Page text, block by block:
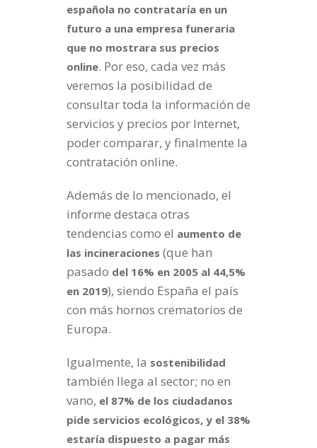
española no contrataría en un
futuro a una empresa funeraria
que no mostrara sus precios
online. Por eso, cada vez más
veremos la posibilidad de
consultar toda la información de
servicios y precios por Internet,
poder comparar, y finalmente la
contratación online.
Además de lo mencionado, el
informe destaca otras
tendencias como el aumento de
las incineraciones (que han
pasado del 16% en 2005 al 44,5%
en 2019), siendo España el país
con más hornos crematorios de
Europa.
Igualmente, la sostenibilidad
también llega al sector; no en
vano, el 87% de los ciudadanos
pide servicios ecológicos, y el 38%
estaría dispuesto a pagar más